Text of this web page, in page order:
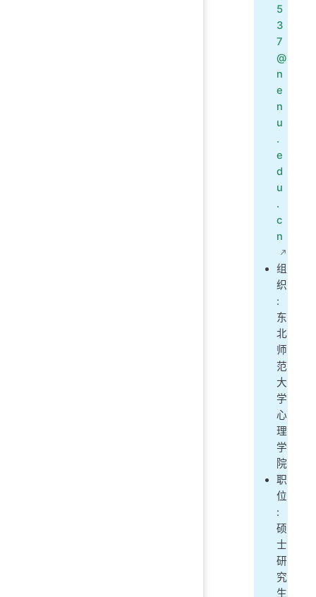
5
3
7
@
n
e
n
u
.
e
d
u
.
c
n
组
织
:
东
北
师
范
大
学
心
理
学
院
职
位
:
硕
士
研
究
生